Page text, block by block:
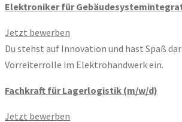
Elektroniker für
Jetzt bewerben
Du stehst auf Innovation und hast Spaß
Vorreiterrolle im Elektrohandwerk ein.
Fachkraft für Lagerlogistik (m/w/d)
Jetzt bewerben